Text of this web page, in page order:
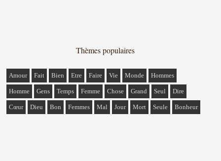
Thèmes populaires
Amour Fait Bien Etre Faire Vie Monde Hommes
Homme Gens Temps Femme Chose Grand Seul Dire
Cœur Dieu Bon Femmes Mal Jour Mort Seule Bonheur